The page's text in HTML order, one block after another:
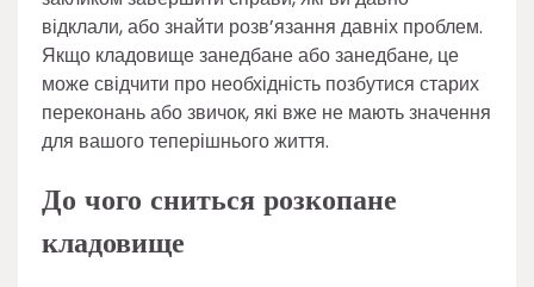
відклали, або знайти розв’язання давніх проблем.
Якщо кладовище занедбане або занедбане, це
може свідчити про необхідність позбутися старих
переконань або звичок, які вже не мають значення
для вашого теперішнього життя.
До чого сниться розкопане
кладовище